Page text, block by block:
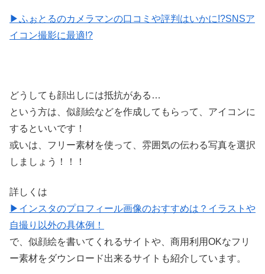
▶ふぉとるのカメラマンの口コミや評判はいかに!?SNSア
イコン撮影に最適!?
どうしても顔出しには抵抗がある…
という方は、似顔絵などを作成してもらって、アイコンに
するといいです！
或いは、フリー素材を使って、雰囲気の伝わる写真を選択
しましょう！！！
詳しくは
▶インスタのプロフィール画像のおすすめは？イラストや
自撮り以外の具体例！
で、似顔絵を書いてくれるサイトや、商用利用OKなフリ
ー素材をダウンロード出来るサイトも紹介しています。